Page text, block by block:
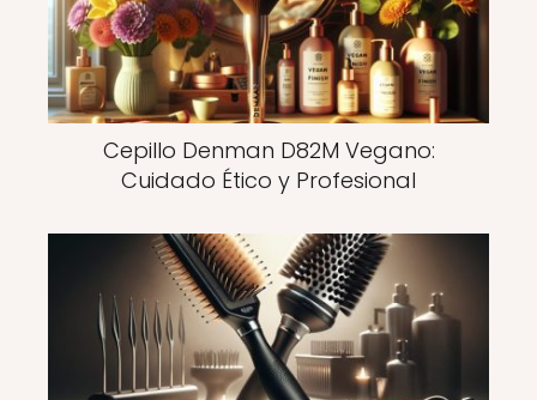
Cepillo Denman D82M Vegano:
Cuidado Ético y Profesional